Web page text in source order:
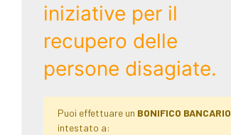
iniziative per il
recupero delle
persone disagiate.
Puoi effettuare un BONIFICO BANCARIO
intestato a: